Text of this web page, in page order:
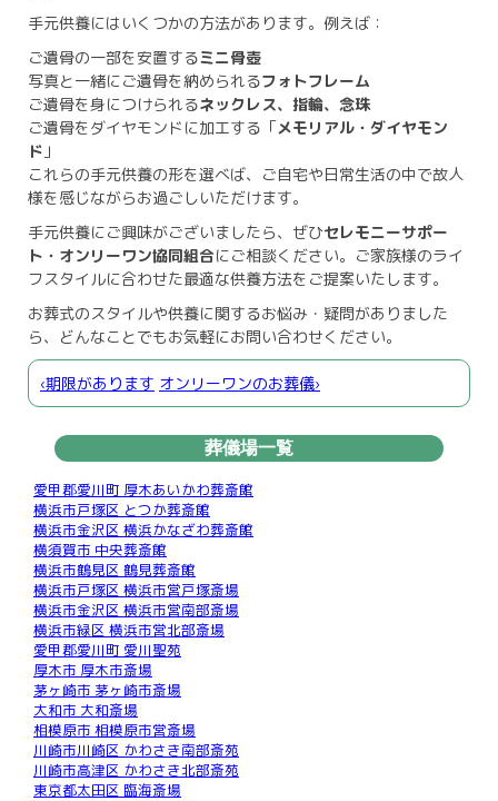
手元供養にはいくつかの方法があります。例えば：
ご遺骨の一部を安置するミニ骨壺
写真と一緒にご遺骨を納められるフォトフレーム
ご遺骨を身につけられるネックレス、指輪、念珠
ご遺骨をダイヤモンドに加工する「メモリアル・ダイヤモン
ド 」
これらの手元供養の形を選べば、ご自宅や日常生活の中で故人
様を感じながらお過ごしいただけます。
手元供養にご興味がございましたら、ぜひセレモニーサポー
ト・オンリーワン協同組合にご相談ください。ご家族様のライ
フスタイルに合わせた最適な供養方法をご提案いたします。
お葬式のスタイルや供養に関するお悩み・疑問がありました
ら、どんなことでもお気軽にお問い合わせください。
‹期限があります オンリーワンのお葬儀›
葬儀場一覧
愛甲郡愛川町 厚木あいかわ葬斎館
横浜市戸塚区 とつか葬斎館
横浜市金沢区 横浜かなざわ葬斎館
横須賀市 中央葬斎館
横浜市鶴見区 鶴見葬斎館
横浜市戸塚区 横浜市営戸塚斎場
横浜市金沢区 横浜市営南部斎場
横浜市緑区 横浜市営北部斎場
愛甲郡愛川町 愛川聖苑
厚木市 厚木市斎場
茅ヶ崎市 茅ヶ崎市斎場
大和市 大和斎場
相模原市 相模原市営斎場
川崎市川崎区 かわさき南部斎苑
川崎市高津区 かわさき北部斎苑
東京都太田区 臨海斎場